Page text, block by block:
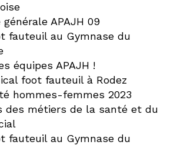
APAJH 09
fauteuil au Gymnase du
équipes APAJH !
foot fauteuil à Rodez
hommes-femmes 2023
des métiers de la santé et du
fauteuil au Gymnase du